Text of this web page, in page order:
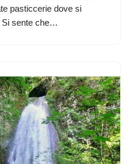
pasticcerie dove si
Si sente che…